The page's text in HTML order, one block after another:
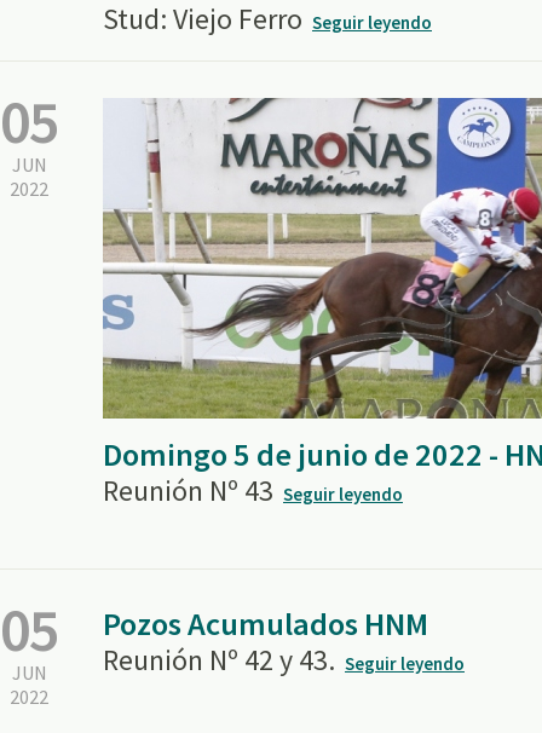
Stud: Viejo Ferro Seguir leyendo
05
JUN
2022
Domingo 5 de junio de 2022 -
Reunión Nº 43 Seguir leyendo
05
JUN
2022
Pozos Acumulados HNM
Reunión Nº 42 y 43. Seguir leyendo